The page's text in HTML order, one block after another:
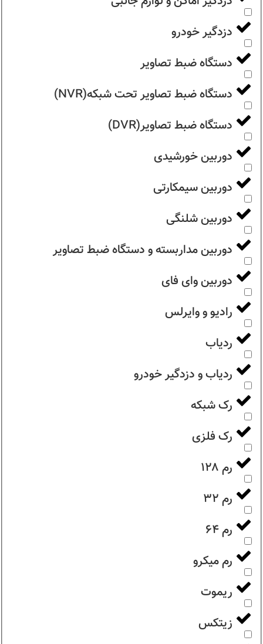
دزدگیر خودرو
دستگاه ضبط تصاویر
دستگاه ضبط تصاویر تحت شبکه(NVR)
دستگاه ضبط تصاویر(DVR)
دوربین خورشیدی
دوربین سیمکارتی
دوربین شلنگی
دوربین مداربسته و دستگاه ضبط تصاویر
دوربین وای فای
رادیو و وایرلس
ردیاب
ردیاب و دزدگیر خودرو
رک شبکه
رک فلزی
رم ۱۲۸
رم ۳۲
رم ۶۴
رم میکرو
ریموت
زیتکس